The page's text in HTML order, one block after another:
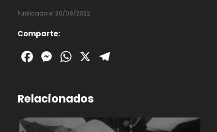
Publicado el 30/08/2022.
Comparte:
Facebook
Messenger
WhatsApp
X
Relacionados